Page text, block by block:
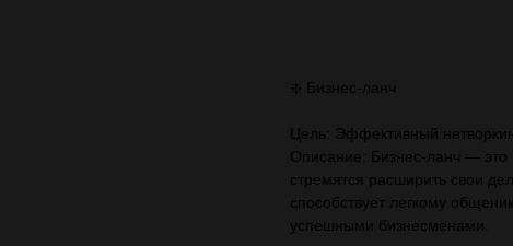
❇️ Бизнес-ланч
Цель: Эффективный
Описание: Бизнес-ланч — это
стремятся расширить свои
способствует легкому
успешными бизнесменами.